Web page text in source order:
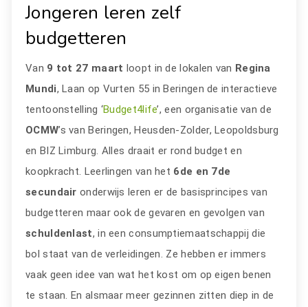
Jongeren leren zelf
budgetteren
Van 9 tot 27 maart loopt in de lokalen van Regina
Mundi, Laan op Vurten 55 in Beringen de interactieve
tentoonstelling ‘Budget4life’, een organisatie van de
OCMW’s van Beringen, Heusden-Zolder, Leopoldsburg
en BIZ Limburg. Alles draait er rond budget en
koopkracht. Leerlingen van het 6de en 7de
secundair onderwijs leren er de basisprincipes van
budgetteren maar ook de gevaren en gevolgen van
schuldenlast, in een consumptiemaatschappij die
bol staat van de verleidingen. Ze hebben er immers
vaak geen idee van wat het kost om op eigen benen
te staan. En alsmaar meer gezinnen zitten diep in de